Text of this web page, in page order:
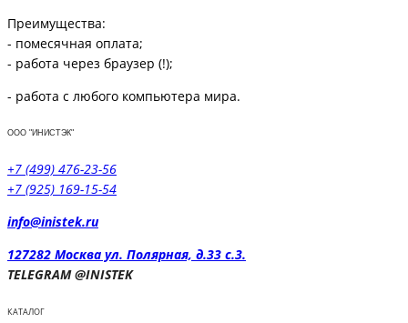
Преимущества:
- помесячная оплата;
- работа через браузер (!);
- работа с любого компьютера мира.
ООО "ИНИСТЭК"
+7 (499) 476-23-56
+7 (925) 169-15-54
info@inistek.ru
127282 Москва ул. Полярная, д.33 с.3.
TELEGRAM @INISTEK
КАТАЛОГ